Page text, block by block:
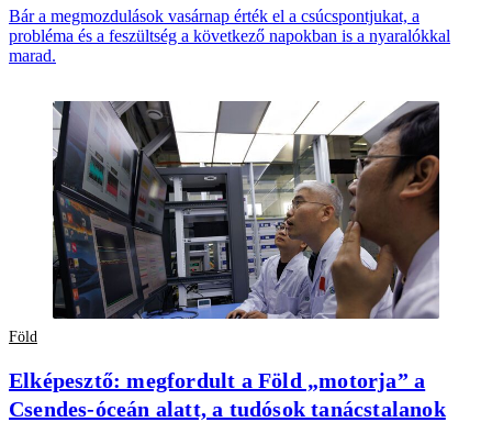
Bár a megmozdulások vasárnap érték el a csúcspontjukat, a
probléma és a feszültség a következő napokban is a nyaralókkal
marad.
Föld
Elképesztő: megfordult a Föld „motorja” a
Csendes-óceán alatt, a tudósok tanácstalanok